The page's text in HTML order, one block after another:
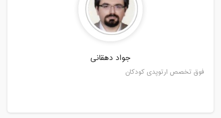
جواد دهقانی
فوق تخصص ارتوپدی کودکان